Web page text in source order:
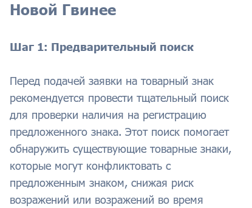
Новой Гвинее
Шаг 1: Предварительный поиск
Перед подачей заявки на товарный знак
рекомендуется провести тщательный поиск
для проверки наличия на регистрацию
предложенного знака. Этот поиск помогает
обнаружить существующие товарные знаки,
которые могут конфликтовать с
предложенным знаком, снижая риск
возражений или возражений во время